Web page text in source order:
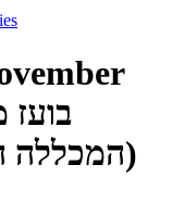
(המכללה